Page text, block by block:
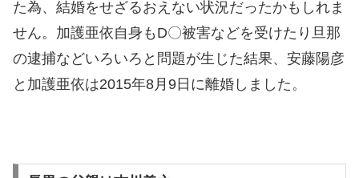
た為、結婚をせざるおえない状況だったかもしれま
せん。加護亜依自身もD〇被害などを受けたり旦那
の逮捕などいろいろと問題が生じた結果、安藤陽彦
と加護亜依は2015年8月9日に離婚しました。